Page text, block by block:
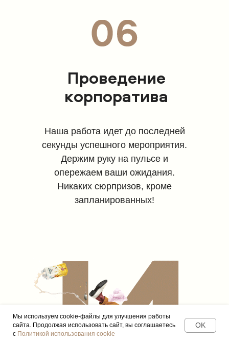
Проведение
корпоратива
Наша работа идет до последней
секунды успешного мероприятия.
Держим руку на пульсе и
опережаем ваши ожидания.
Никаких сюрпризов, кроме
запланированных!
Мы используем cookie-файлы для улучшения работы
сайта. Продолжая использовать сайт, вы соглашаетесь
с Политикой использования cookie
OK